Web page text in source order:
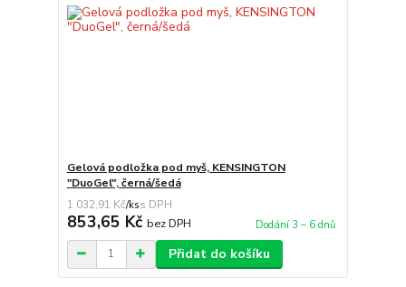
Gelová podložka pod myš, KENSINGTON
"DuoGel", černá/šedá
1 032,91 Kč/ks
853,65 Kč bez DPH Dodání 3 – 6 dnů
Přidat do košíku